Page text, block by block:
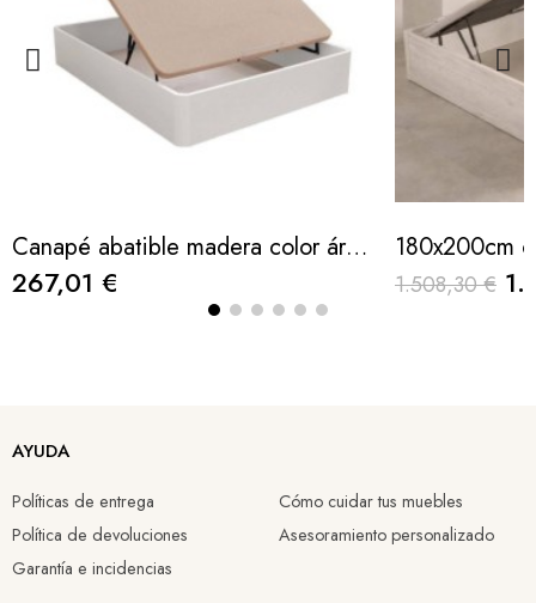
Canapé abatible madera color ártico tapa beige 150x190cm
267,01 € 1.508,30 €
AYUDA
Políticas de entrega
Política de devoluciones
Garantía e incidencias
Cómo cuidar tus muebles
Asesoramiento personalizado